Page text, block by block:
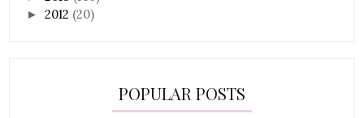
►2012 (20)
POPULAR POSTS